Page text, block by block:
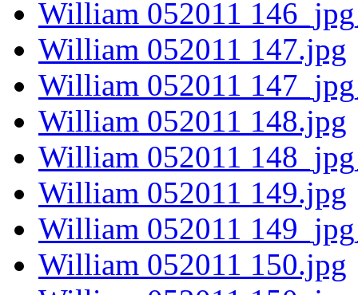
William 052011
William 052011 147.jpg
William 052011
William 052011 148.jpg
William 052011
William 052011 149.jpg
William 052011
William 052011 150.jpg